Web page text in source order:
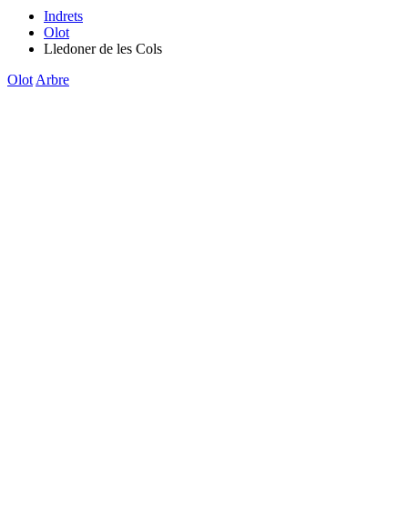
Indrets
Olot
Lledoner de les Cols
Olot Arbre